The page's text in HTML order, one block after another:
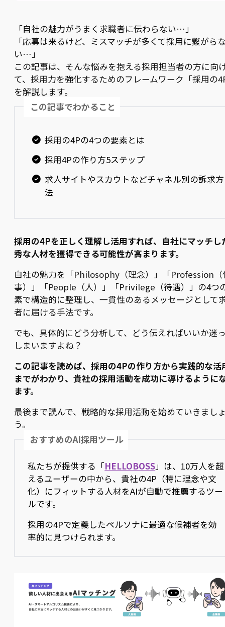
「自社の魅力がうまく求職者に伝わらない…」
「応募は来るけど、ミスマッチが多くて採用に繋がら
い…」
この記事は、そんな悩みを抱える採用担当者の方に向
て、採用力を強化するためのフレームワーク「採用の
を解説します。
この記事でわかること
採用の4Pの4つの要素とは
採用4Pの作り方5ステップ
求人サイトやスカウトなどチャネル別の訴求方
法
採用の4Pを正しく理解し活用すれば、自社にマッチし
秀な人材を獲得できる可能性が高まります。
自社の魅力を「Philosophy（理念）」「Profession（
事）」「People（人）」「Privilege（待遇）」の4つ
素で構造的に整理し、一貫性のあるメッセージとして
者に届ける手法です。
でも、具体的にどう分析して、どう伝えればいいか迷
しまいますよね？
この記事を読めば、採用の4Pの作り方から実践的な活
までがわかり、貴社の採用活動を成功に導けるように
ます。
最後まで読んで、戦略的な採用活動を始めていきまし
う。
おすすめのAI採用ツール
私たちが提供する「HELLOBOSS」は、10万人を超
えるユーザーの中から、貴社の4P（特に理念や文
化）にフィットする人材をAIが自動で推薦するツー
ルです。
採用の4Pで定義したペルソナに最適な候補者を効
率的に見つけられます。